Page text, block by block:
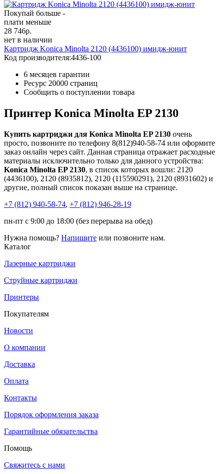
Покупай больше -
плати меньше
28 746р.
нет в наличии
Картридж Konica Minolta 2120 (4436100) имидж-юнит
Код производителя:4436-100
6 месяцев гарантии
Ресурс 20000 страниц
Сообщить о поступлении товара
Принтер Konica Minolta EP 2130
Купить картриджи для Konica Minolta EP 2130 очень
просто, позвоните по телефону 8(812)940-58-74 или оформите
заказ онлайн через сайт. Данная страница отражает расходные
материалы исключительно только для данного устройства:
Konica Minolta EP 2130, в список которых вошли: 2120
(4436100), 2120 (8935812), 2120 (115590291), 2120 (8931602) и
другие, полный список показан выше на странице.
+7 (812) 940-58-74, +7 (812) 946-28-19
пн-пт с 9:00 до 18:00 (без перерыва на обед)
Нужна помощь? Напишите или позвоните нам.
Каталог
Лазерные картриджи
Струйные картриджи
Принтеры
Покупателям
Новости
О компании
Доставка
Оплата
Контакты
Порядок оформления заказа
Гарантийные обязательства
Помощь
Свяжитесь с нами